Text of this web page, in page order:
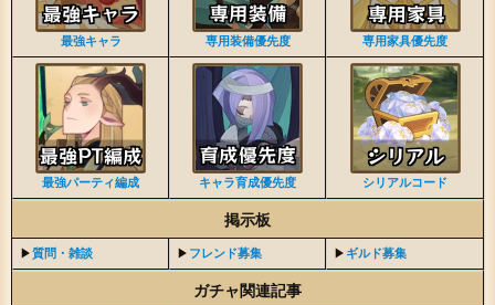
最強キャラ 専用装備優先度 専用家具優先度
最強パーティ編成 キャラ育成優先度 シリアルコード
掲示板
▶︎質問・雑談 ▶︎ フレンド募集 ▶︎ ギルド募集
ガチャ関連記事